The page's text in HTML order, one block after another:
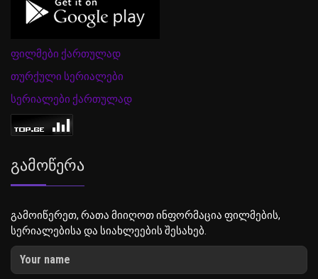
ფილმები ქართულად
თურქული სერიალები
სერიალები ქართულად
Გამოწერა
გამოიწერეთ, რათა მიიღოთ ინფორმაცია ფილმების,
სერიალებისა და სიახლეების შესახებ.